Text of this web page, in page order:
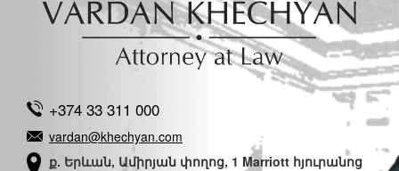
+374 33 311 000
vardan@khechyan.com
ք. Երևան, Ամիրյան փողոց, 1 Marriott հյուրանոց